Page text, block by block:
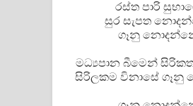
රස්ත පාරි
සුර සැපත
ගෑනු
මධ්‍යපාන බීමෙන්
සිරිලකම විනාසේ ගෑනු